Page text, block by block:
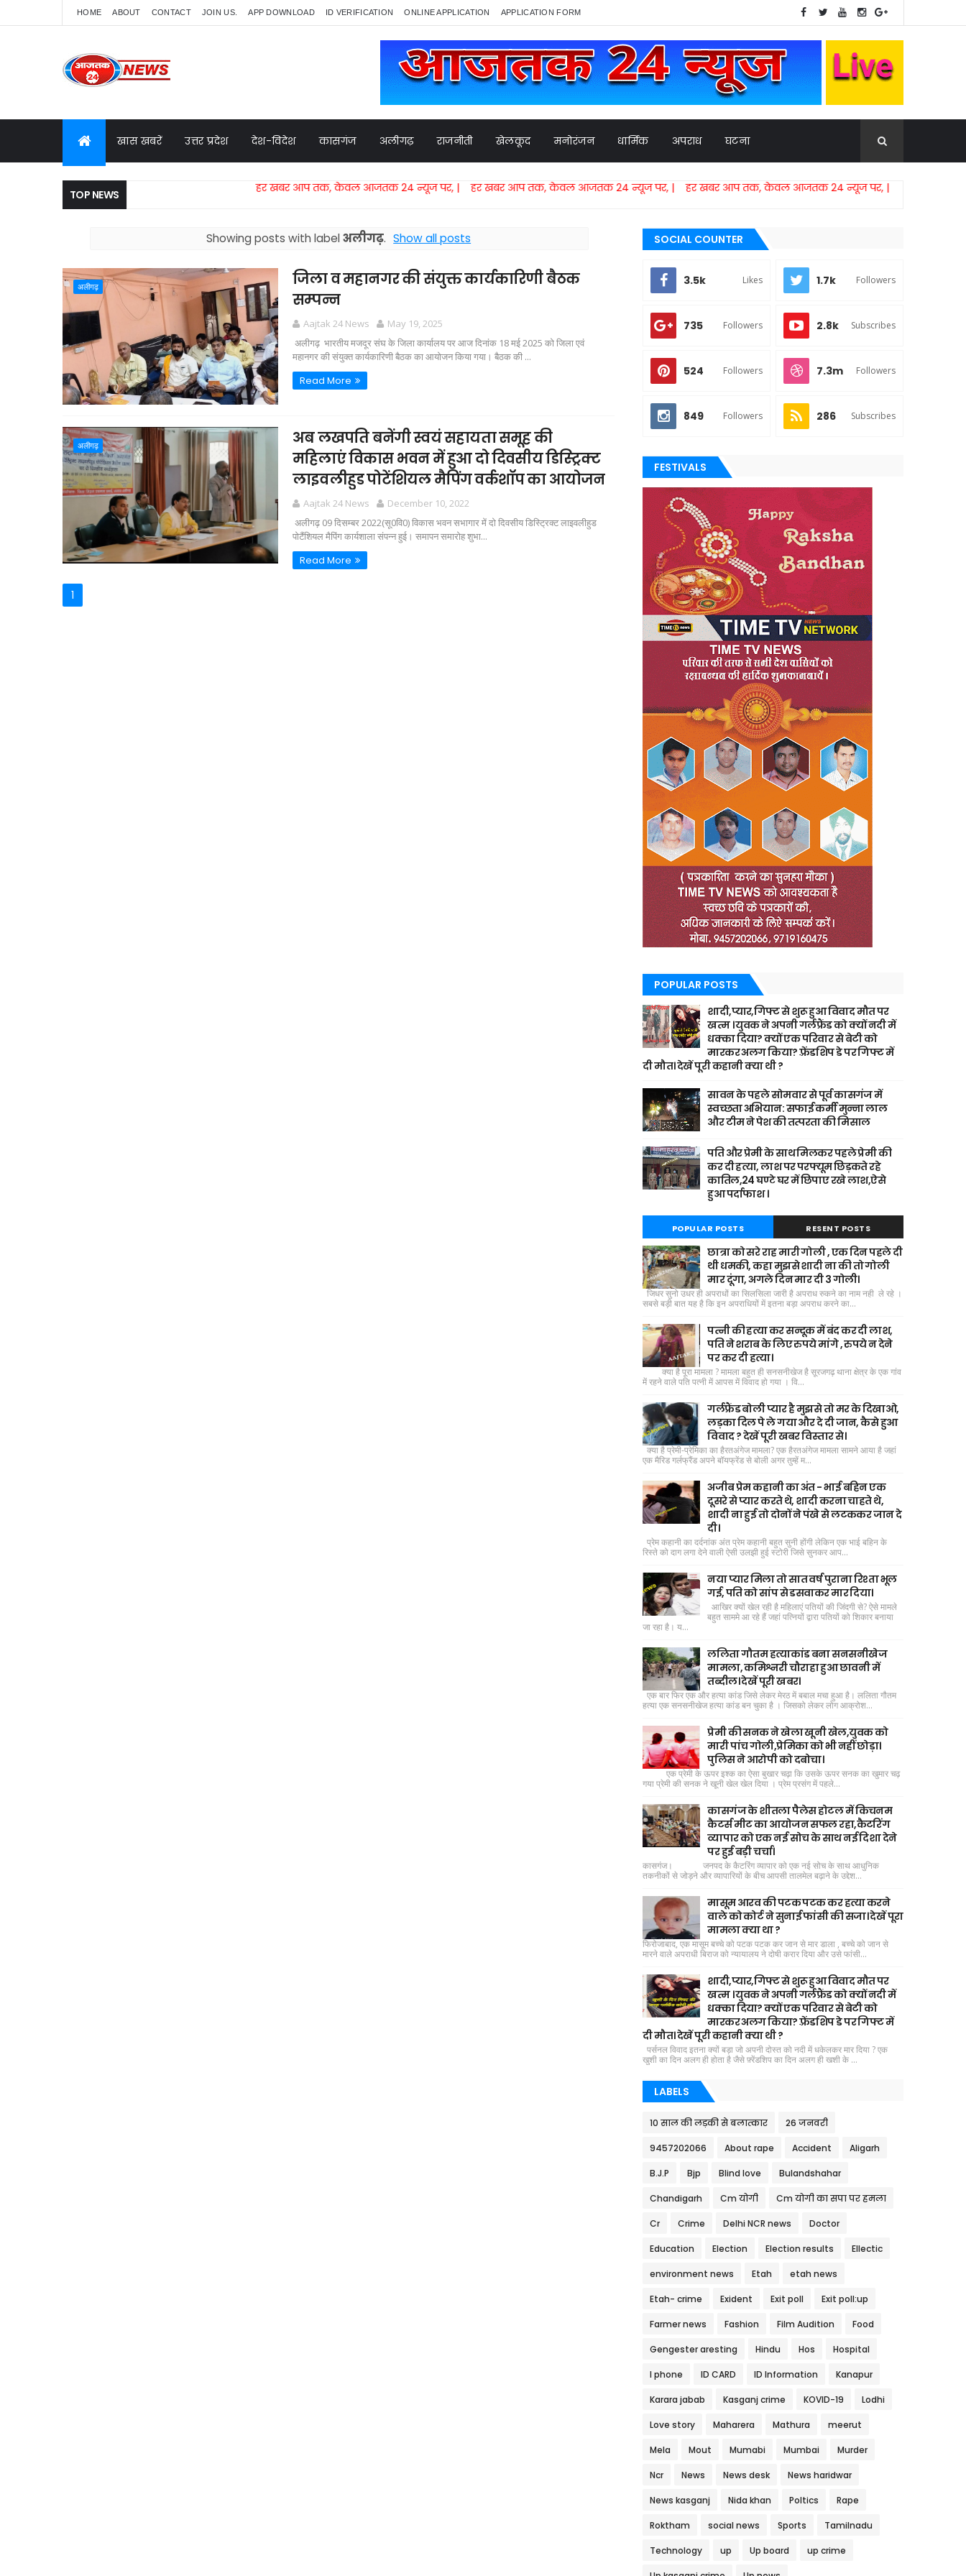
HOME ABOUT CONTACT JOIN US. APP DOWNLOAD ID VERIFICATION ONLINE APPLICATION APPLICATION FORM
खास खबरें उत्तर प्रदेश देश-विदेश कासगंज अलीगढ़ राजनीती खेलकूद मनोरंजन धार्मिक अपराध घटना
TOP NEWS हर खबर आप तक, केवल आजतक 24 न्यूज पर, | हर खबर आप तक, केवल आजतक 24 न्यूज पर,​ | हर खबर आप तक, केवल आजतक 24 न्यूज पर, |
Showing posts with labelअलीगढ़. Show all posts
अलीगढ़
जिला व महानगर की संयुक्त कार्यकारिणी बैठक
सम्पन्न
Aajtak 24 News
May 19, 2025
अलीगढ़ भारतीय मजदूर संघ के जिला कार्यालय पर आज दिनांक 18 मई 2025 को जिला एवं
महानगर की संयुक्त कार्यकारिणी बैठक का आयोजन किया गया। बैठक की ...
Read More
अलीगढ़
अब लखपति बनेंगी स्वयं सहायता समूह की
महिलाएं विकास भवन में हुआ दो दिवसीय डिस्ट्रिक्ट
लाइवलीहुड पोटेंशियल मैपिंग वर्कशॉप का आयोजन
Aajtak 24 News
December 10, 2022
अलीगढ़ 09 दिसम्बर 2022(सू0वि0) विकास भवन सभागार में दो दिवसीय डिस्ट्रिक्ट लाइवलीहुड
पोटैंशियल मैपिंग कार्यशाला संपन्न हुई। समापन समारोह शुभा...
Read More
1
SOCIAL COUNTER
3.5k Likes 1.7k Followers
735 Followers 2.8k Subscribes
524 Followers 7.3m Followers
849 Followers 286 Subscribes
FESTIVALS
POPULAR POSTS
शादी,प्यार,गिफ्ट से शुरू हुआ विवाद मौत पर
खत्म । युवक ने अपनी गर्लफ्रैंड को क्यों नदी में
धक्का दिया? क्यों एक परिवार से बेटी को
मारकर अलग किया? फ़्रेंडशिप डे पर गिफ्ट में
दी मौत। देखें पूरी कहानी क्या थी ?
सावन के पहले सोमवार से पूर्व कासगंज में
स्वच्छता अभियान: सफाई कर्मी मुन्ना लाल
और टीम ने पेश की तत्परता की मिसाल
पति और प्रेमी के साथ मिलकर पहले प्रेमी की
कर दी हत्या, लाश पर परफ्यूम छिड़कते रहे
कातिल,24 घण्टे घर में छिपाए रखे लाश,ऐसे
हुआ पर्दाफाश ।
POPULAR POSTS RESENT POSTS
छात्रा को सरे राह मारी गोली , एक दिन पहले दी
थी धमकी, कहा मुझसे शादी ना की तो गोली
मार दूंगा, अगले दिन मार दी 3 गोली।
जिधर सुनो उधर ही अपराधों का सिलसिला जारी है अपराध रुकने का नाम नही ले रहे ।
सबसे बड़ी बात यह है कि इन अपराधियों में इतना बड़ा अपराध करने का...
पत्नी की हत्या कर सन्दूक में बंद कर दी लाश,
पति ने शराब के लिए रुपये मांगे , रुपये न देने
पर कर दी हत्या।
क्या है पूरा मामला ? मामला बहुत ही सनसनीखेज है सूरजगढ़ थाना क्षेत्र के एक गांव
में रहने वाले पति पत्नी में आपस में विवाद हो गया । वि...
गर्लफ्रैंड बोली प्यार है मुझसे तो मर के दिखाओ,
लड़का दिल पे ले गया और दे दी जान, कैसे हुआ
विवाद ? देखें पूरी खबर विस्तार से।
क्या है प्रेमी-प्रेमिका का हैरतअंगेज मामला? एक हैरतअंगेज मामला सामने आया है जहां
एक मैरिड गर्लफ्रैंड अपने बॉयफ्रेंड से बोली अगर तुम्हें म...
अजीब प्रेम कहानी का अंत - भाई बहिन एक
दूसरे से प्यार करते थे, शादी करना चाहते थे,
शादी ना हुई तो दोनों ने पंखे से लटककर जान दे
दी।
प्रेम कहानी का दर्दनांक अंत प्रेम कहानी बहुत सुनी होंगी लेकिन एक भाई बहिन के
रिस्ते को दाग लगा देने वाली ऐसी उलझी हुई स्टोरी जिसे सुनकर आप...
नया प्यार मिला तो सात वर्ष पुराना रिश्ता भूल
गई, पति को सांप से डसवाकर मार दिया।
आखिर क्यों खेल रही है महिलाएं पतियों की जिंदगी से? ऐसे मामले
बहुत साममे आ रहे हैं जहां पत्नियों द्वारा पतियों को शिकार बनाया
जा रहा है। य...
ललिता गौतम हत्याकांड बना सनसनीखेज
मामला, कमिश्नरी चौराहा हुआ छावनी में
तब्दील। देखें पूरी खबर।
एक बार फिर एक और हत्या कांड जिसे लेकर मेरठ में बबाल मचा हुआ है। ललिता गौतम
हत्या एक सनसनीखेज हत्या कांड बन चुका है । जिसको लेकर लोग आक्रोश...
प्रेमी की सनक ने खेला खूनी खेल,युवक को
मारी पांच गोली,प्रेमिका को भी नहीं छोड़ा।
पुलिस ने आरोपी को दबोचा।
एक प्रेमी के ऊपर इश्क का ऐसा बुखार चढ़ा कि उसके ऊपर सनक का खुमार चढ़
गया प्रेमी की सनक ने खूनी खेल खेल दिया । प्रेम प्रसंग में पहले...
कासगंज के शीतला पैलेस होटल में किचनम
कैटर्स मीट का आयोजन सफल रहा,कैटरिंग
व्यापार को एक नई सोच के साथ नई दिशा देने
पर हुई बड़ी चर्चा।
कासगंज। जनपद के कैटरिंग व्यापार को एक नई सोच के साथ आधुनिक
तकनीकों से जोड़ने और व्यापारियों के बीच आपसी तालमेल बढ़ाने के उद्देश...
मासूम आरव की पटक पटक कर हत्या करने
वाले को कोर्ट ने सुनाई फांसी की सजा। देखें पूरा
मामला क्या था ?
फिरोजाबाद, एक मासूम बच्चे को पटक पटक कर जान से मार डाला , बच्चे को जान से
मारने वाले अपराधी बिराज को न्यायालय ने दोषी करार दिया और उसे फांसी...
शादी,प्यार,गिफ्ट से शुरू हुआ विवाद मौत पर
खत्म । युवक ने अपनी गर्लफ्रैंड को क्यों नदी में
धक्का दिया? क्यों एक परिवार से बेटी को
मारकर अलग किया? फ़्रेंडशिप डे पर गिफ्ट में
दी मौत। देखें पूरी कहानी क्या थी ?
पर्सनल विवाद इतना क्यों बड़ा जो अपनी दोस्त को नदी में धकेलकर मार दिया ? एक
खुशी का दिन अलग ही होता है जैसे फ़्रेंडशिप का दिन अलग ही खशी के ...
LABELS
10 साल की लड़की से बलात्कार 26 जनवरी
9457202066 About rape Accident Aligarh
B.J.P Bjp Blind love Bulandshahar
Chandigarh Cm योगी Cm योगी का सपा पर हमला
Cr Crime Delhi NCR news Doctor
Education Election Election results Ellectic
environment news Etah etah news
Etah- crime Exident Exit poll Exit poll:up
Farmer news Fashion Film Audition Food
Gengester aresting Hindu Hos Hospital
I phone ID CARD ID Information Kanapur
Karara jabab Kasganj crime KOVID-19 Lodhi
Love story Maharera Mathura meerut
Mela Mout Mumabi Mumbai Murder
Ncr News News desk News haridwar
News kasganj Nida khan Poltics Rape
Roktham social news Sports Tamilnadu
Technology up Up board up crime